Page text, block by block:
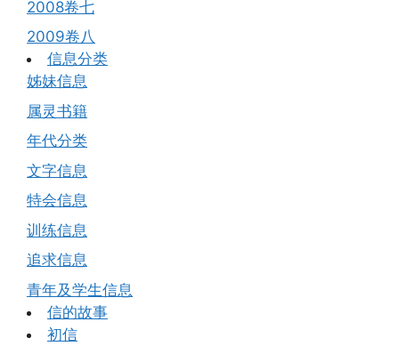
2008卷七
2009卷八
信息分类
姊妹信息
属灵书籍
年代分类
文字信息
特会信息
训练信息
追求信息
青年及学生信息
信的故事
初信